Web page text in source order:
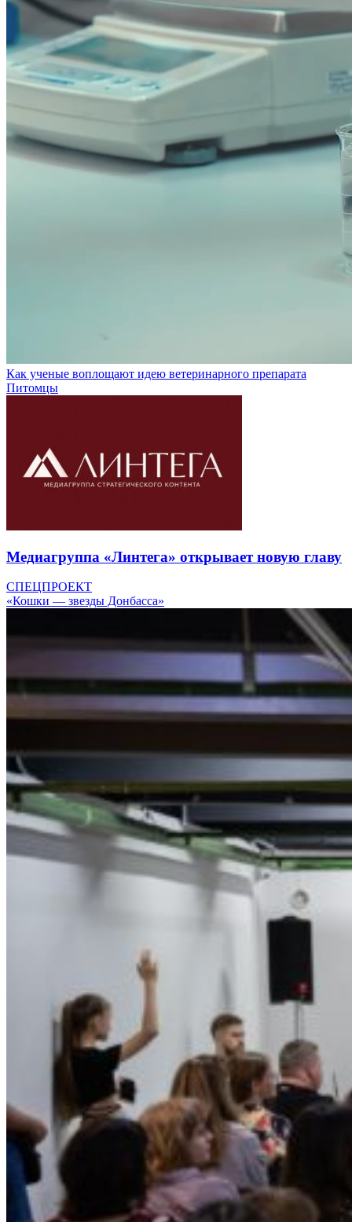
Как ученые воплощают идею ветеринарного препарата
Питомцы
Медиагруппа «Линтега» открывает новую главу
СПЕЦПРОЕКТ
«Кошки — звезды Донбасса»